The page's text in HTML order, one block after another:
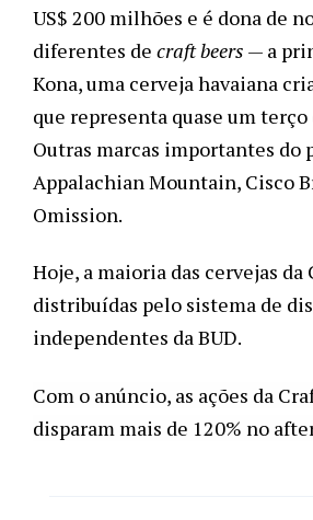
US$ 200 milhões e é dona de
diferentes de craft beers — a
Kona, uma cerveja havaiana
que representa quase um
Outras marcas importantes do
Appalachian Mountain, Cisco
Omission.
Hoje, a maioria das cervejas da
distribuídas pelo sistema de
independentes da BUD.
Com o anúncio, as ações da
disparam mais de 120% no